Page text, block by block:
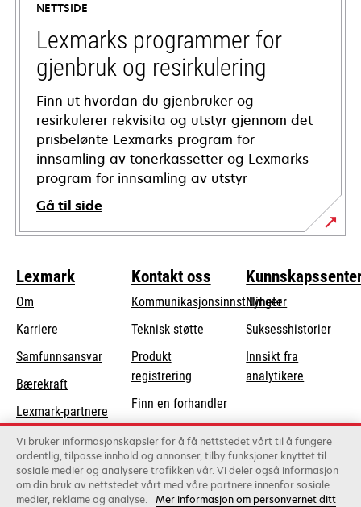
new
tab
NETTSIDE
Lexmarks programmer for
gjenbruk og resirkulering
Finn ut hvordan du gjenbruker og
resirkulerer rekvisita og utstyr gjennom det
prisbelønte Lexmarks program for
innsamling av tonerkassetter og Lexmarks
program for innsamling av utstyr
Gå til side
Lexmark
Om
Karriere
Samfunnsansvaropens
new
Bærekraft
Lexmark-partnere
Kontakt oss
Kommunikasjonsinnstillinger
Teknisk støtteopens
tab
Produkt
registrering
Finn en forhandler
Liste over
grossister
Nyheter
Suksesshistorier
Innsikt fra
analytikere
Lexmark International, Inc., et Xerox-selskap
Vi bruker informasjonskapsler for å få nettstedet vårt til å fungere
ordentlig, tilpasse innhold og annonser, tilby funksjoner knyttet til
sosiale medier og analysere trafikken vår. Vi deler også informasjon
om din bruk av nettstedet vårt med våre partnere innenfor sosiale
medier, reklame og analyse. Mer informasjon om personvernet ditt